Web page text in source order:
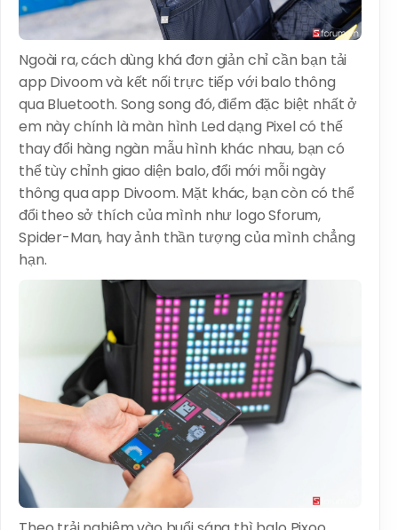
Ngoài ra, cách dùng khá đơn giản chỉ cần bạn tải
app Divoom và kết nối trực tiếp với balo thông
qua Bluetooth. Song song đó, điểm đặc biệt nhất ở
em này chính là màn hình Led dạng Pixel có thế
thay đổi hàng ngàn mẫu hình khác nhau, bạn có
thể tùy chỉnh giao diện balo, đổi mới mỗi ngày
thông qua app Divoom. Mặt khác, bạn còn có thể
đổi theo sở thích của mình như logo Sforum,
Spider-Man, hay ảnh thần tượng của mình chẳng
hạn.